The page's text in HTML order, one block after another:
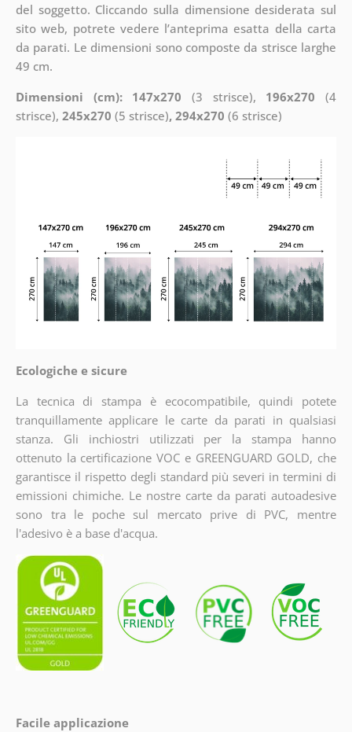
del soggetto. Cliccando sulla dimensione desiderata sul
sito web, potrete vedere l’anteprima esatta della carta
da parati. Le dimensioni sono composte da strisce larghe
49 cm.
Dimensioni (cm): 147x270 (3 strisce), 196x270 (4
strisce), 245x270 (5 strisce), 294x270 (6 strisce)
Ecologiche e sicure
La tecnica di stampa è ecocompatibile, quindi potete
tranquillamente applicare le carte da parati in qualsiasi
stanza. Gli inchiostri utilizzati per la stampa hanno
ottenuto la certificazione VOC e GREENGUARD GOLD, che
garantisce il rispetto degli standard più severi in termini di
emissioni chimiche. Le nostre carte da parati autoadesive
sono tra le poche sul mercato prive di PVC, mentre
l'adesivo è a base d'acqua.
Facile applicazione